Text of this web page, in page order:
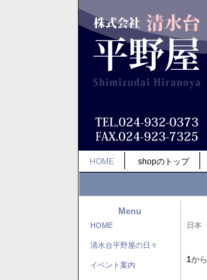
HOME shopのトップ
Menu
HOME
清水台平野屋の日々
イベント案内
日本
1から